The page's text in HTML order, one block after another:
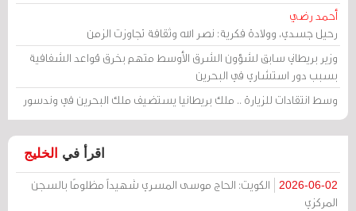
أحمد رضي
رحيل جسدي، وولادة فكرية: نصر الله وثقافة تجاوزت الزمن
وزير بريطاني سابق لشؤون الشرق الأوسط متهم بخرق قواعد الشفافية
بسبب دور استشاري في البحرين
وسط انتقادات للزيارة .. ملك بريطانيا يستضيف ملك البحرين في وندسور
اقرأ في الخليج
2026-06-02
الكويت: الحاج موسى المسري شهيداً مظلومًا بالسجن
المركزي